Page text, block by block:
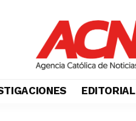
EDITORIAL